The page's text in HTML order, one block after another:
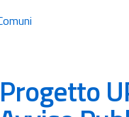
Progetto